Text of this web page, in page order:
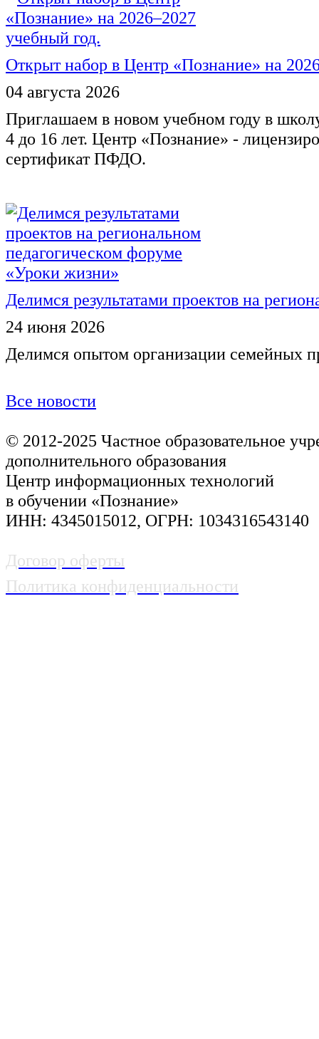
Открыт набор в Центр «Познание» на
04 августа 2026
Приглашаем в новом учебном году в
4 до 16 лет. Центр «Познание» -
сертификат ПФДО.
Делимся результатами проектов на
24 июня 2026
Делимся опытом организации семейных
Все новости
© 2012-2025 Частное образовательное
дополнительного образования
Центр информационных технологий
в обучении «Познание»
ИНН: 4345015012, ОГРН: 1034316543140
Договор оферты
Политика конфиденциальности